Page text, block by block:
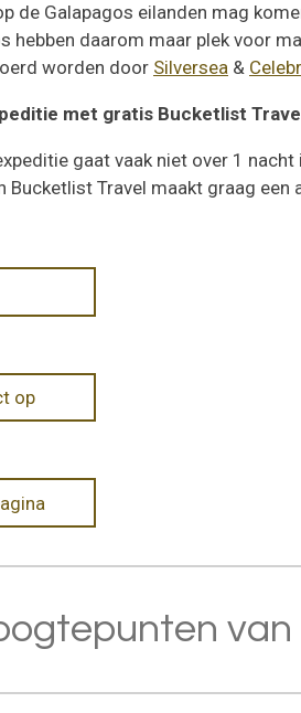
de Galapagos eilanden mag
hebben daarom maar plek voor
worden door Silversea &
met gratis Bucketlist
gaat vaak niet over 1
Bucketlist Travel maakt graag
op